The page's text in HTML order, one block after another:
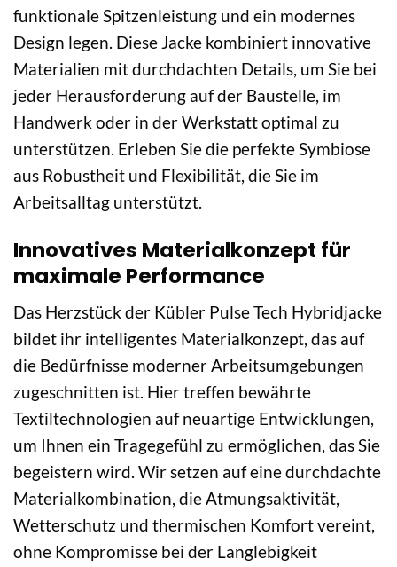
funktionale Spitzenleistung und ein modernes
Design legen. Diese Jacke kombiniert innovative
Materialien mit durchdachten Details, um Sie bei
jeder Herausforderung auf der Baustelle, im
Handwerk oder in der Werkstatt optimal zu
unterstützen. Erleben Sie die perfekte Symbiose
aus Robustheit und Flexibilität, die Sie im
Arbeitsalltag unterstützt.
Innovatives Materialkonzept für
maximale Performance
Das Herzstück der Kübler Pulse Tech Hybridjacke
bildet ihr intelligentes Materialkonzept, das auf
die Bedürfnisse moderner Arbeitsumgebungen
zugeschnitten ist. Hier treffen bewährte
Textiltechnologien auf neuartige Entwicklungen,
um Ihnen ein Tragegefühl zu ermöglichen, das Sie
begeistern wird. Wir setzen auf eine durchdachte
Materialkombination, die Atmungsaktivität,
Wetterschutz und thermischen Komfort vereint,
ohne Kompromisse bei der Langlebigkeit